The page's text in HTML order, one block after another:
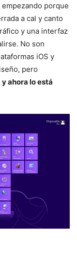
porque
a cal y canto
y una interfaz
No son
iOS y
pero
ahora lo está